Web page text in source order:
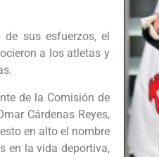
sus esfuerzos, el
a los atletas y
de la Comisión de
Cárdenas Reyes,
en alto el nombre
en la vida deportiva,